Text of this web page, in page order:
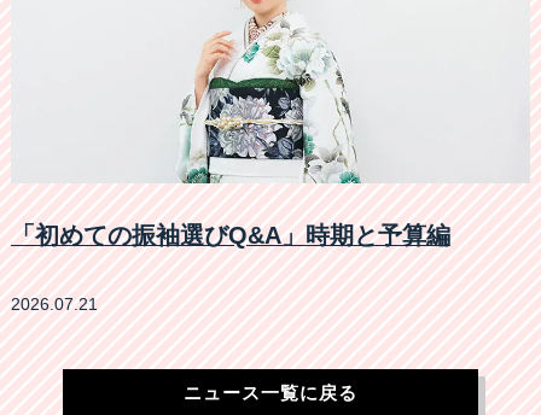
「初めての振袖選びQ&A」時期と予算編
2026.07.21
ニュース一覧に戻る